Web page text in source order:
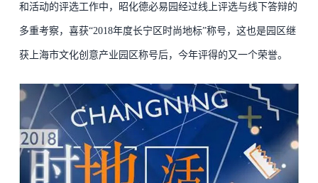
和活动的评选工作中，昭化德必易园经过线上评选与线下答辩的
多重考察，喜获“2018年度长宁区时尚地标”称号，这也是园区继
获上海市文化创意产业园区称号后，今年评得的又一个荣誉。